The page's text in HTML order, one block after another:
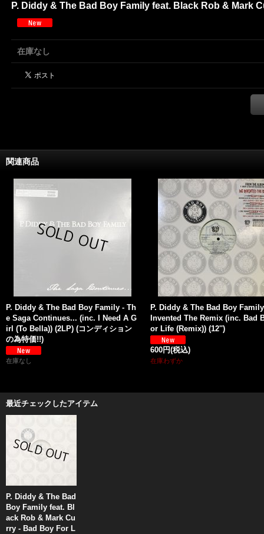
P. Diddy & The Bad Boy Family feat. Black Rob & Mark
在庫なし
関連商品
P. Diddy & The Bad Boy Family - Th
e Saga Continues... (inc. I Need A G
irl (To Bella)) (2LP) (コンディション
の為特価!!)
在庫なし
P. Diddy & The Bad Boy
Invented The Remix (inc. Bad
or Life (Remix)) (12'')
600円(税込)
在庫わずか
最近チェックしたアイテム
P. Diddy & The Bad
Boy Family feat. Bl
ack Rob & Mark Cu
rry - Bad Boy For L